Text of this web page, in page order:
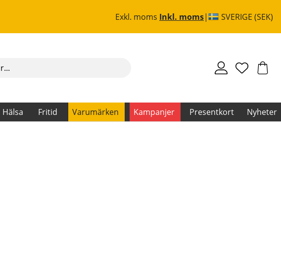
Exkl. moms Inkl. moms SVERIGE (SEK)
Hälsa Fritid Varumärken Kampanjer Presentkort Nyheter